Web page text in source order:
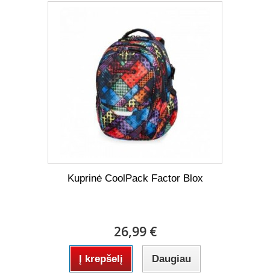
Kuprinė CoolPack Factor Blox
26,99 €
Į krepšelį Daugiau